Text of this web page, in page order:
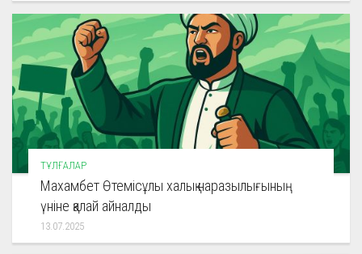
ТҰЛҒАЛАР
Махамбет Өтемісұлы халық наразылығының
үніне қалай айналды
13.07.2025